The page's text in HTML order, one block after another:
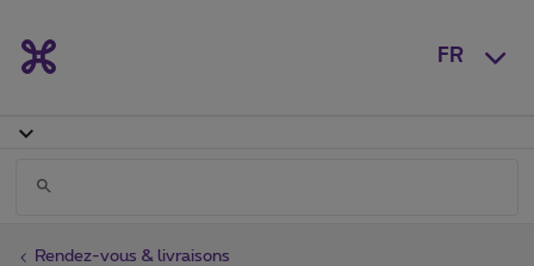
FR
Rendez-vous & livraisons